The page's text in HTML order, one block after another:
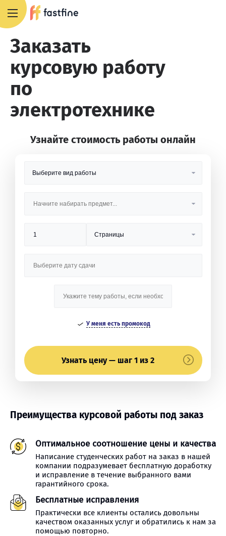
Заказать
курсовую работу
по
электротехнике
Узнайте стоимость работы онлайн
У меня есть промокод
Узнать цену — шаг 1 из 2
Преимущества курсовой работы под заказ
Оптимальное соотношение цены и качества
Написание студенческих работ на заказ в нашей
компании подразумевает бесплатную доработку
и исправление в течение выбранного вами
гарантийного срока.
Бесплатные исправления
Практически все клиенты остались довольны
качеством оказанных услуг и обратились к нам за
помощью повторно.